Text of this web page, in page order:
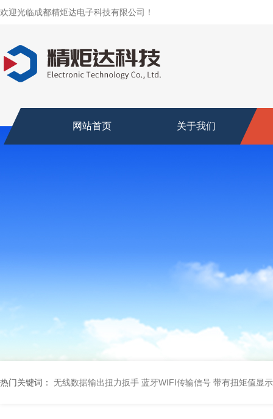
欢迎光临成都精炬达电子科技有限公司！
网站首页 关于我们
热门关键词： 无线数据输出扭力扳手 蓝牙WIFI传输信号 带有扭矩值显